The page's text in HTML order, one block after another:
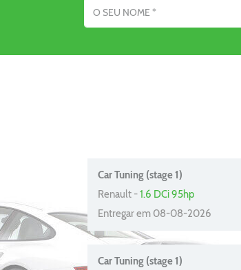
Car Tuning (stage 1)
Renault -1.6 DCi 95hp
Entregar em 08-08-2026
Car Tuning (stage 1)